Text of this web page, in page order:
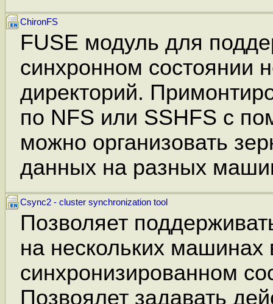
ChironFS
FUSE модуль для
синхронном состоянии
директорий.
по NFS или SSHFS с
можно организовать
данных на разных
Csync2 - cluster synchronization tool
Позволяет
на нескольких машинах
синхронизированном
Позвоялет задавать